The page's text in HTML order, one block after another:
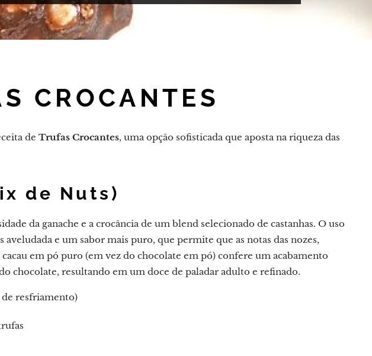
CROCANTES
de Trufas Crocantes, uma opção sofisticada que aposta na riqueza das
de Nuts)
da ganache e a crocância de um blend selecionado de castanhas. O uso
e um sabor mais puro, que permite que as notas das nozes,
em pó puro (em vez do chocolate em pó) confere um acabamento
chocolate, resultando em um doce de paladar adulto e refinado.
resfriamento)